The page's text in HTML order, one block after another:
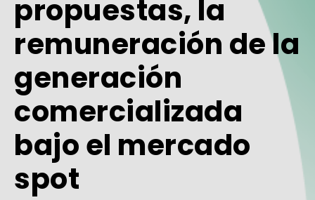
propuestas, la
remuneración de la
generación
comercializada
bajo el mercado
spot